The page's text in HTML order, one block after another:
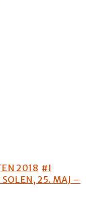
2018 #I
25. MAJ –